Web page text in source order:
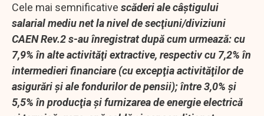
Cele mai semnificative scăderi ale câştigului
salarial mediu net la nivel de secţiuni/diviziuni
CAEN Rev.2 s-au înregistrat după cum urmează: cu
7,9% în alte activităţi extractive, respectiv cu 7,2% în
intermedieri financiare (cu excepţia activităţilor de
asigurări şi ale fondurilor de pensii); între 3,0% şi
5,5% în producţia şi furnizarea de energie electrică